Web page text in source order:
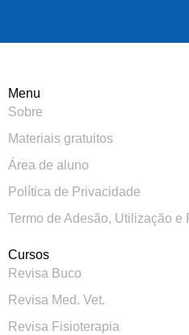
Menu
Sobre
Materiais gratuitos
Área de aluno
Política de Privacidade
Termo de Adesão, Utilização e
Cursos
Revisa Buco
Revisa Med. Vet.
Revisa Fisioterapia